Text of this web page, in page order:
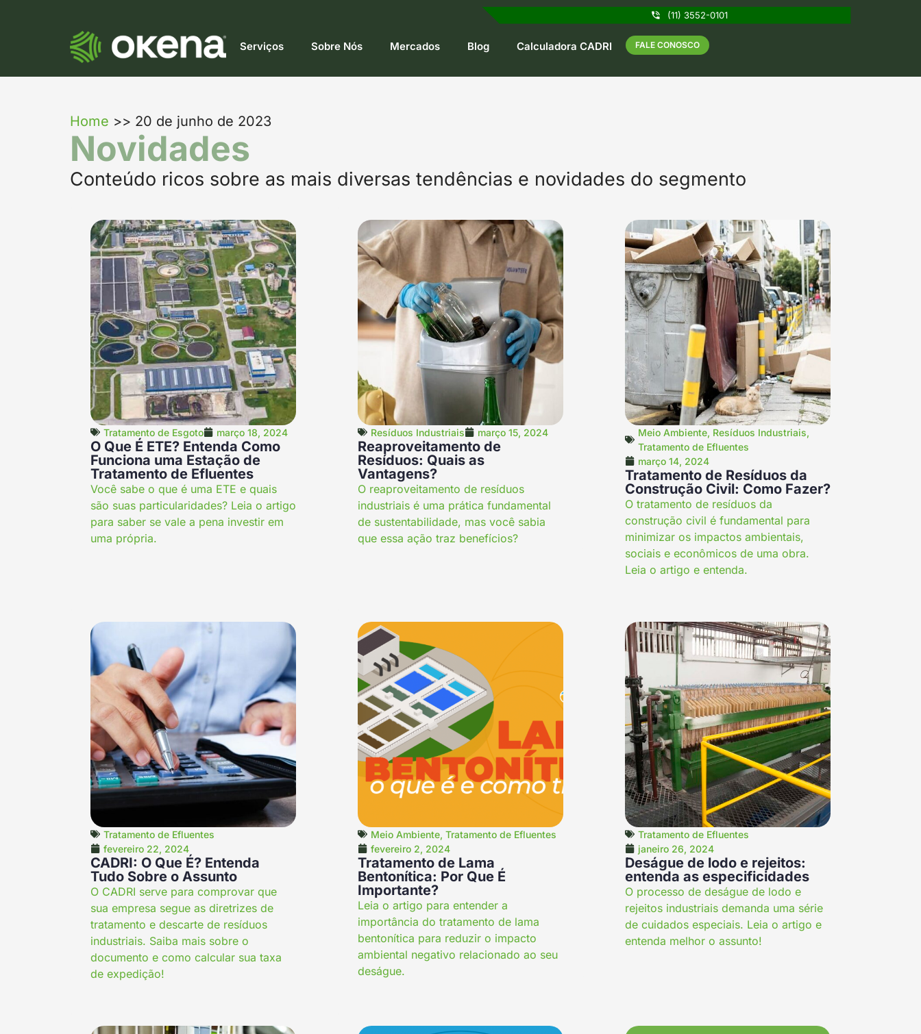
(11) 3552-0101
Serviços Sobre Nós Mercados Blog Calculadora CADRI FALE CONOSCO
Home >> 20 de junho de 2023
Novidades
Conteúdo ricos sobre as mais diversas tendências e novidades do segmento
Tratamento de Esgoto março 18, 2024
O Que É ETE? Entenda Como
Funciona uma Estação de
Tratamento de Efluentes
Você sabe o que é uma ETE e quais
são suas particularidades? Leia o artigo
para saber se vale a pena investir em
uma própria.
Resíduos Industriais março 15, 2024
Reaproveitamento de
Resíduos: Quais as
Vantagens?
O reaproveitamento de resíduos
industriais é uma prática fundamental
de sustentabilidade, mas você sabia
que essa ação traz benefícios?
Meio Ambiente, Resíduos Industriais,
Tratamento de Efluentes
março 14, 2024
Tratamento de Resíduos da
Construção Civil: Como Fazer?
O tratamento de resíduos da
construção civil é fundamental para
minimizar os impactos ambientais,
sociais e econômicos de uma obra.
Leia o artigo e entenda.
Tratamento de Efluentes
fevereiro 22, 2024
CADRI: O Que É? Entenda
Tudo Sobre o Assunto
O CADRI serve para comprovar que
sua empresa segue as diretrizes de
tratamento e descarte de resíduos
industriais. Saiba mais sobre o
documento e como calcular sua taxa
de expedição!
Meio Ambiente, Tratamento de Efluentes
fevereiro 2, 2024
Tratamento de Lama
Bentonítica: Por Que É
Importante?
Leia o artigo para entender a
importância do tratamento de lama
bentonítica para reduzir o impacto
ambiental negativo relacionado ao seu
deságue.
Tratamento de Efluentes
janeiro 26, 2024
Deságue de lodo e rejeitos:
entenda as especificidades
O processo de deságue de lodo e
rejeitos industriais demanda uma série
de cuidados especiais. Leia o artigo e
entenda melhor o assunto!